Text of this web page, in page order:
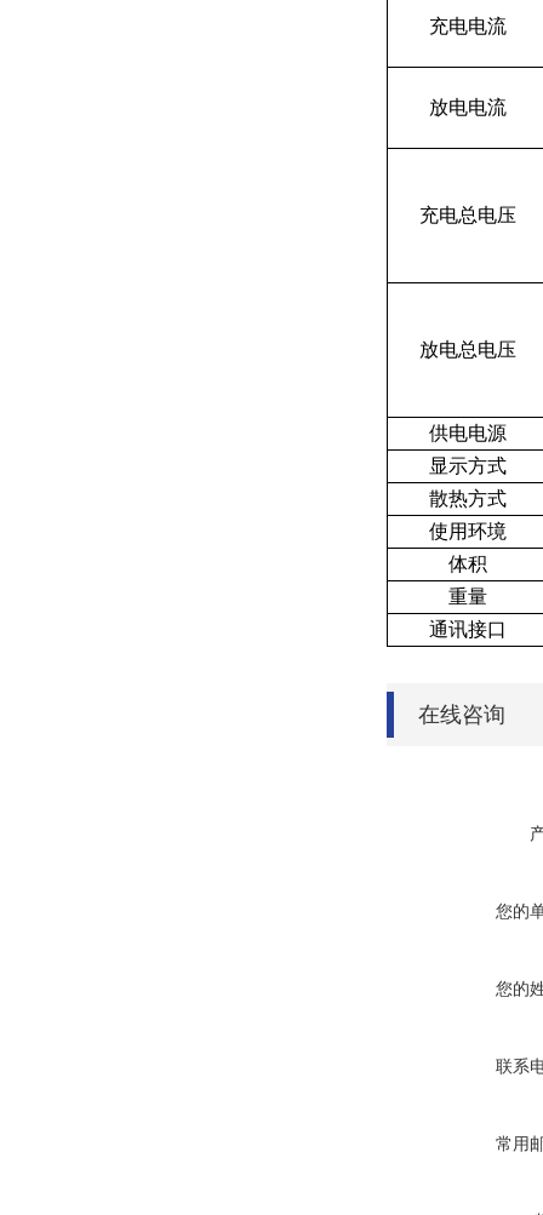
充电电流
放电电流
充电总电压
放电总电压
供电电源
显示方式
散热方式
使用环境
体积
重量
通讯接口
在线咨询
您的
您的
联系
常用